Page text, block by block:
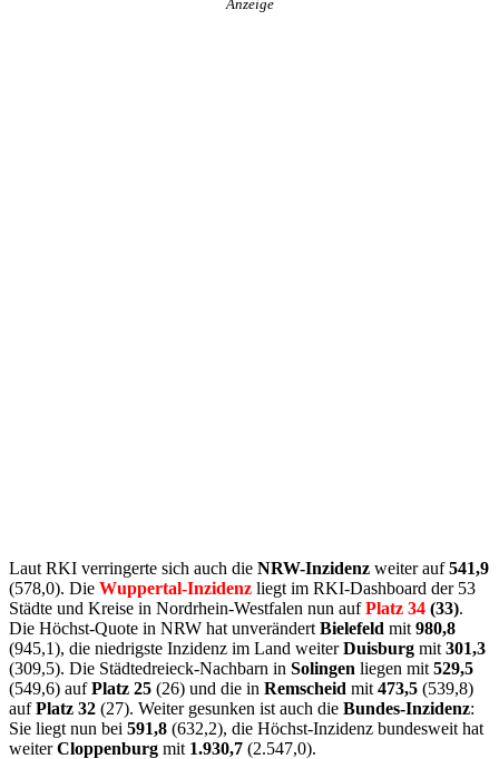
Anzeige
Laut RKI verringerte sich auch die NRW-Inzidenz weiter auf541,9
(578,0). Die Wuppertal-Inzidenz liegt im RKI-Dashboard der 53
Städte und Kreise in Nordrhein-Westfalen nun aufPlatz 34 (33).
Die Höchst-Quote in NRW hat unverändert Bielefeld mit 980,8
(945,1), die niedrigste Inzidenz im Land weiterDuisburg mit 301,3
(309,5). Die Städtedreieck-Nachbarn in Solingen liegen mit 529,5
(549,6) aufPlatz 25 (26) und die in Remscheid mit 473,5 (539,8)
aufPlatz 32 (27). Weiter gesunken ist auch die Bundes-Inzidenz:
Sie liegt nun bei 591,8 (632,2), die Höchst-Inzidenz bundesweit hat
weiterCloppenburg mit 1.930,7 (2.547,0).